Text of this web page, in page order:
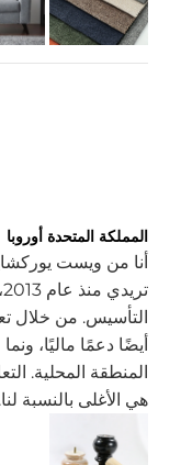
المملكة المتحدة أوروبا
أنا من ويست
التأسيس. من خلال
أيضًا دعمًا ماليًا،
المنطقة المحلية.
هي الأغلى بالنسبة لنا.